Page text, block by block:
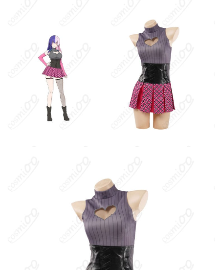
イツ。セット内容は製造ロットにより異な
る場合があります。
発送予定
加工に7～15営業日、配送に5～7営業日
（※土日祝除く）、合計で12～22営業日程
支払い方法
クレジットカード（VISA、Master、JCB、
Discover、AMERICAN EXPRESS）、
コミックマーケット（コミケ）、acosta!な
ハンガーに吊るす、収納ケースに入れる、
衣装袋に保管
新品未使用
薄手生地のためインナー推奨：通気性重視のため、生地は軽やか
な薄手設計です。明るい照明下では透け対策としてベージュ系イ
ンナーの併用を推奨します。